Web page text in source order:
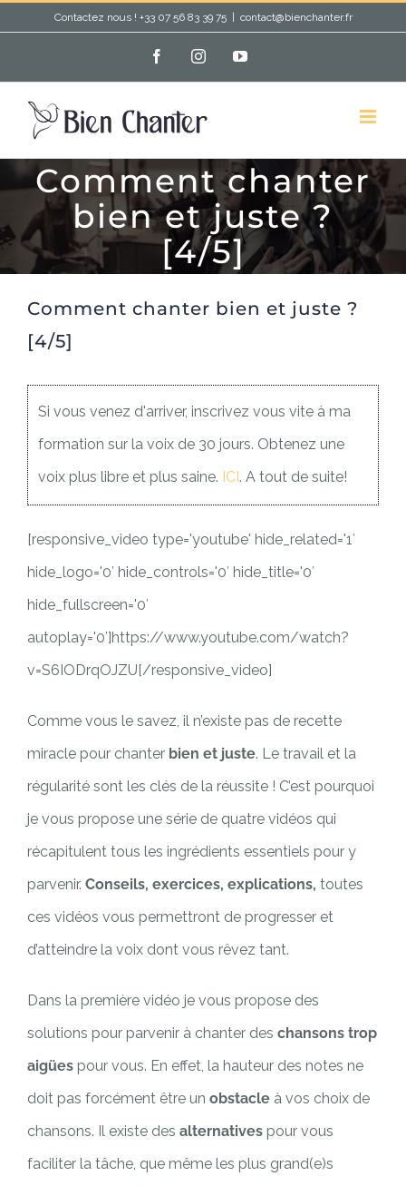
contenu
Contactez nous ! +33 07 56 83 39 75 contact@bienchanter.fr
FacebookInstagramYouTube
Comment chanter
bien et juste ?
[4/5]
Comment chanter bien et juste ?
[4/5]
Si vous venez d'arriver, inscrivez vous vite à ma
formation sur la voix de 30 jours. Obtenez une
voix plus libre et plus saine. ICI . A tout de suite!
[responsive_video type='youtube' hide_related='1′
hide_logo='0′ hide_controls='0′ hide_title='0′
hide_fullscreen='0′
autoplay='0′]https://www.youtube.com/watch?
v=S6IODrqOJZU[/responsive_video]
Comme vous le savez, il n’existe pas de recette
miracle pour chanter bien et juste. Le travail et la
régularité sont les clés de la réussite ! C’est pourquoi
je vous propose une série de quatre vidéos qui
récapitulent tous les ingrédients essentiels pour y
parvenir. Conseils, exercices, explications, toutes
ces vidéos vous permettront de progresser et
d’atteindre la voix dont vous rêvez tant.
Dans la première vidéo je vous propose des
solutions pour parvenir à chanter des chansons trop
aigües pour vous. En effet, la hauteur des notes ne
doit pas forcément être un obstacle à vos choix de
chansons. Il existe des alternatives pour vous
faciliter la tâche, que même les plus grand(e)s